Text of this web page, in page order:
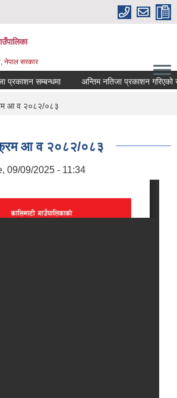
नेपाल सरकार
प्रकाशन सम्बन्धमा अन्तिम नतिजा प्रकाशन गरिएको
आ व २०८२/०८३
आ व २०८२/०८३
09/09/2025 - 11:34